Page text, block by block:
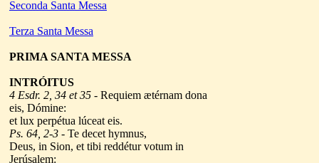
Seconda Santa Messa
Terza Santa Messa
PRIMA SANTA MESSA
INTRÓITUS
4 Esdr. 2, 34 et 35 - Requiem ætérnam dona
eis, Dómine:
et lux perpétua lúceat eis.
Ps. 64, 2-3 - Te decet hymnus,
Deus, in Sion, et tibi reddétur votum in
Jerúsalem: